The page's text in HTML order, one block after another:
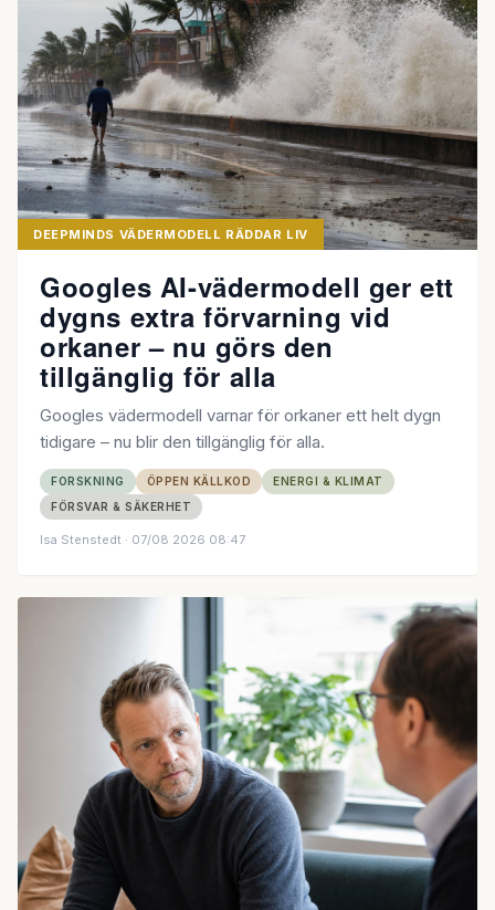
DEEPMINDS VÄDERMODELL RÄDDAR LIV
Googles AI-vädermodell ger ett
dygns extra förvarning vid
orkaner – nu görs den
tillgänglig för alla
Googles vädermodell varnar för orkaner ett helt dygn
tidigare – nu blir den tillgänglig för alla.
FORSKNING ÖPPEN KÄLLKOD
ENERGI & KLIMAT
FÖRSVAR & SÄKERHET
Isa Stenstedt · 07/08 2026 08:47